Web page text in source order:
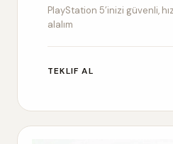
PlayStation 5’inizi güvenli,
alalım
TEKLIF AL